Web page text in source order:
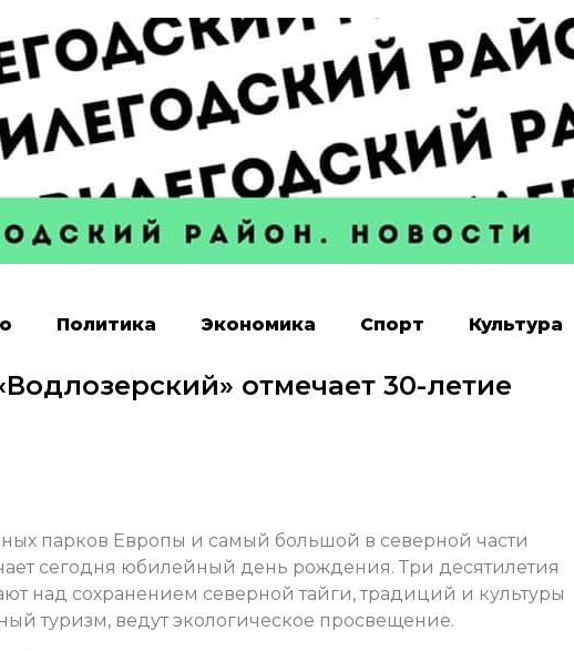
Политика Экономика Спорт Культура
отмечает 30-летие
парков Европы и самый большой в северной части
сегодня юбилейный день рождения. Три десятилетия
над сохранением северной тайги, традиций и культуры
туризм, ведут экологическое просвещение.